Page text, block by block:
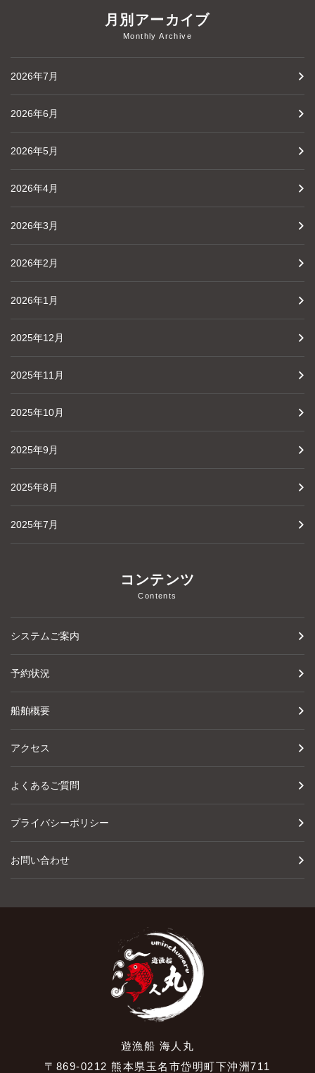
月別アーカイブ
Monthly Archive
2026年7月
2026年6月
2026年5月
2026年4月
2026年3月
2026年2月
2026年1月
2025年12月
2025年11月
2025年10月
2025年9月
2025年8月
2025年7月
コンテンツ
Contents
システムご案内
予約状況
船舶概要
アクセス
よくあるご質問
プライバシーポリシー
お問い合わせ
遊漁船 海人丸
〒869-0212 熊本県玉名市岱明町下沖洲711